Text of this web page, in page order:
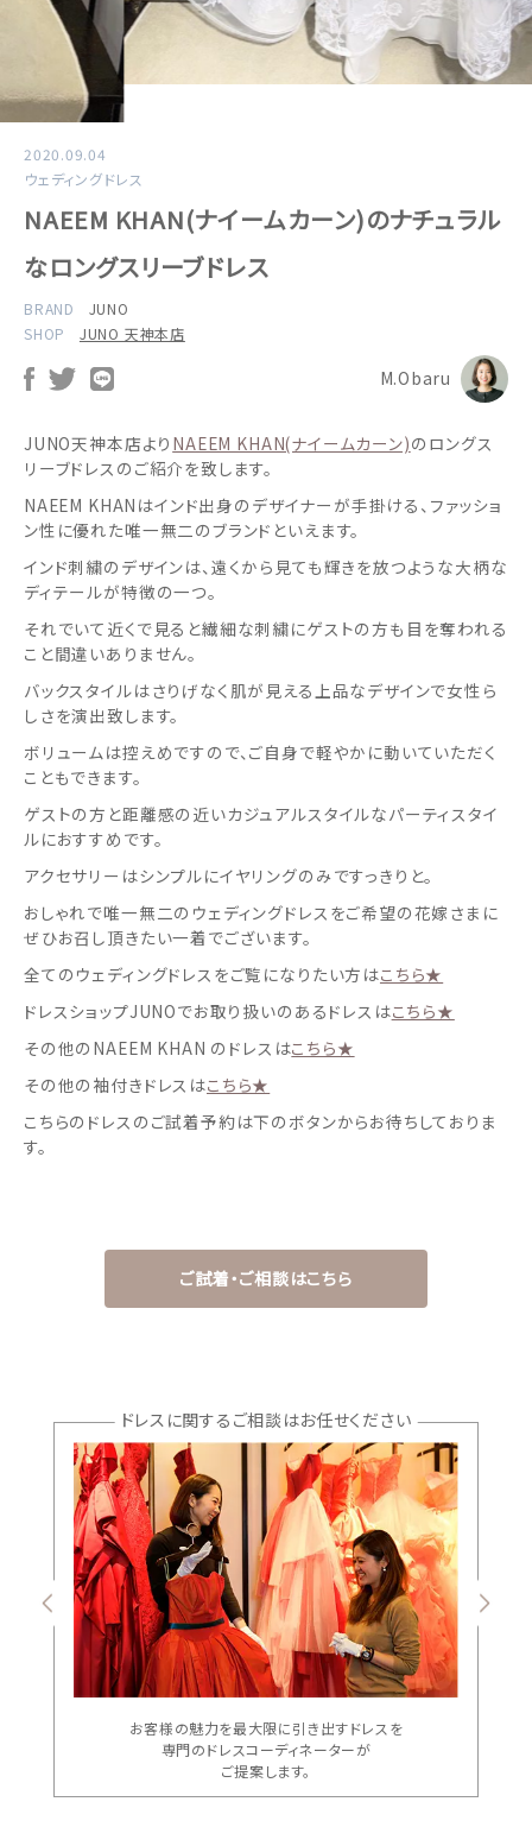
2020.09.04
ウェディングドレス
NAEEM KHAN(ナイームカーン)のナチュラル
なロングスリーブドレス
BRAND
JUNO
SHOP
JUNO 天神本店
M.Obaru
JUNO天神本店より NAEEM KHAN(ナイームカーン)のロングス
リーブドレスのご紹介を致します。
NAEEM KHANはインド出身のデザイナーが手掛ける、ファッショ
ン性に優れた唯一無二のブランドといえます。
インド刺繍のデザインは、遠くから見ても輝きを放つような大柄な
ディテールが特徴の一つ。
それでいて 近くで見ると繊細な刺繍にゲストの方も目を奪われる
こと間違いありません。
バックスタイルはさりげなく肌が見える上品なデザインで女性ら
しさを演出致します。
ボリュームは控えめですので、ご自身で軽やかに動いていただく
こともできます。
ゲストの方と距離感の近いカジュアルスタイルなパーティスタイ
ルにおすすめです。
アクセサリーはシンプルにイヤリングのみですっきりと。
おしゃれで唯一無二のウェディングドレスをご希望の花嫁さまに
ぜひお召し頂きたい一着でございます。
全てのウェディングドレスをご覧になりたい方はこちら★
ドレスショップJUNOでお取り扱いのあるドレスはこちら★
その他のNAEEM KHAN のドレスはこちら★
その他の袖付きドレスはこちら★
こちらのドレスのご試着予約は下のボタンからお待ちしておりま
す。
ご試着・ご相談はこちら
ドレスに関するご相談はお任せください
お客様の魅力を最大限に引き出すドレスを
専門のドレスコーディネーターが
ご提案します。